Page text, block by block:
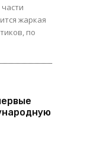
жаркая
по